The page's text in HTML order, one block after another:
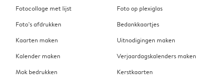
Fotocollage met lijst
Foto’s afdrukken
Kaarten maken
Kalender maken
Mok bedrukken
Foto op plexiglas
Bedankkaartjes
Uitnodigingen maken
Verjaardagskalenders maken
Kerstkaarten